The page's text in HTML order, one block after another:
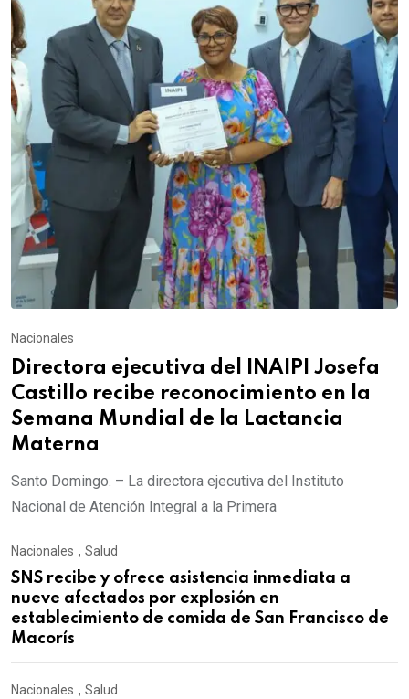
Nacionales
Directora ejecutiva del INAIPI Josefa
Castillo recibe reconocimiento en la
Semana Mundial de la Lactancia
Materna
Santo Domingo. – La directora ejecutiva del Instituto
Nacional de Atención Integral a la Primera
Nacionales , Salud
SNS recibe y ofrece asistencia inmediata a
nueve afectados por explosión en
establecimiento de comida de San Francisco de
Macorís
Nacionales , Salud